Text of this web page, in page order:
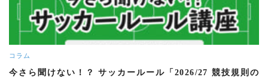
コラム
今さら聞けない！？ サッカールール「2026/27 競技規則の